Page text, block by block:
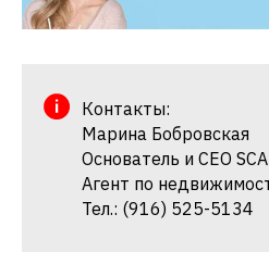
Контакты:
Марина Бобровская
Основатель и CEO
Агент по
Тел.: (916) 525-5134